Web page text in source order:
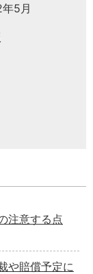
5月
注意する点
や賠償予定に